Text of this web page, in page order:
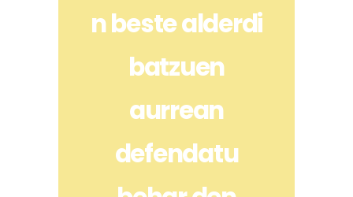
n beste alderdi
batzuen
aurrean
defendatu